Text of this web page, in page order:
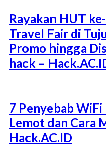
Rayakan HUT
Travel Fair di
Promo hingga
hack –
7 Penyebab
Lemot dan Cara
Hack.AC.ID